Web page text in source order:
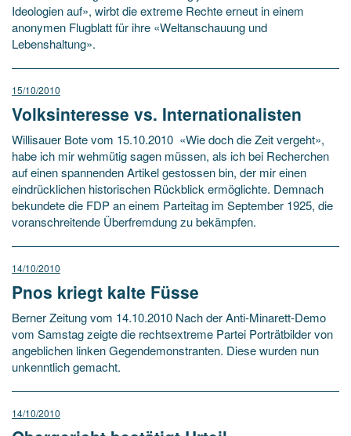
Ideologien auf», wirbt die extreme Rechte erneut in einem
anonymen Flugblatt für ihre «Weltanschauung und
Lebenshaltung».
15/10/2010
Volksinteresse vs. Internationalisten
Willisauer Bote vom 15.10.2010 «Wie doch die Zeit vergeht»,
habe ich mir wehmütig sagen müssen, als ich bei Recherchen
auf einen spannenden Artikel gestossen bin, der mir einen
eindrücklichen historischen Rückblick ermöglichte. Demnach
bekundete die FDP an einem Parteitag im September 1925, die
voranschreitende Überfremdung zu bekämpfen.
14/10/2010
Pnos kriegt kalte Füsse
Berner Zeitung vom 14.10.2010 Nach der Anti-Minarett-Demo
vom Samstag zeigte die rechtsextreme Partei Porträtbilder von
angeblichen linken Gegendemonstranten. Diese wurden nun
unkenntlich gemacht.
14/10/2010